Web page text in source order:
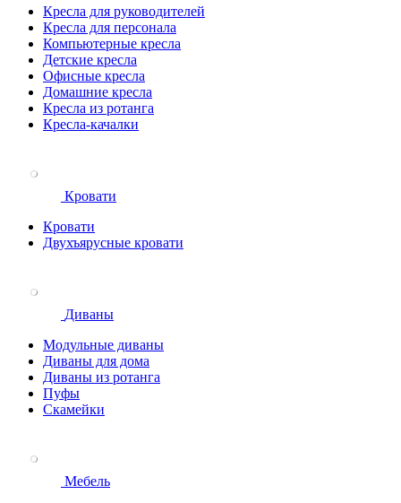
Кресла для руководителей
Кресла для персонала
Компьютерные кресла
Детские кресла
Офисные кресла
Домашние кресла
Кресла из ротанга
Кресла-качалки
Кровати
Кровати
Двухъярусные кровати
Диваны
Модульные диваны
Диваны для дома
Диваны из ротанга
Пуфы
Скамейки
Мебель